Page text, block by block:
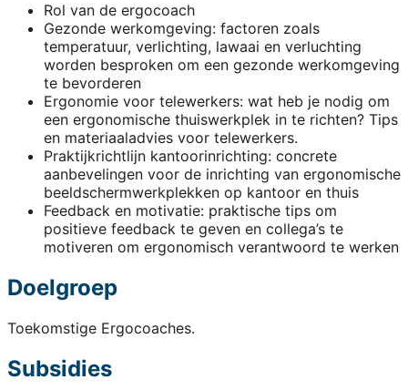
Rol van de ergocoach
Gezonde werkomgeving: factoren zoals
temperatuur, verlichting, lawaai en verluchting
worden besproken om een gezonde werkomgeving
te bevorderen
Ergonomie voor telewerkers: wat heb je nodig om
een ergonomische thuiswerkplek in te richten? Tips
en materiaaladvies voor telewerkers.
Praktijkrichtlijn kantoorinrichting: concrete
aanbevelingen voor de inrichting van ergonomische
beeldschermwerkplekken op kantoor en thuis
Feedback en motivatie: praktische tips om
positieve feedback te geven en collega’s te
motiveren om ergonomisch verantwoord te werken
Doelgroep
Toekomstige Ergocoaches.
Subsidies